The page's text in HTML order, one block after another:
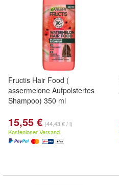
Fructis Hair Food (
assermelone Aufpolstertes
Shampoo) 350 ml
15,55 € (44,43 € / l)
Kostenloser Versand